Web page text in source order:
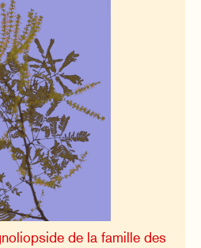
de la famille des